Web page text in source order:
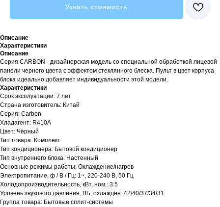
Узнать стоимость
Описание
Характеристики
Описание
Серия CARBON - дизайнерская модель со специальной обработкой лицевой
панели черного цвета с эффектом стеклянного блеска. Пульт в цвет корпуса
блока идеально добавляет индивидуальности этой модели.
Характеристики
Срок эксплуатации: 7 лет
Страна изготовитель: Китай
Серия: Carbon
Хладагент: R410A
Цвет: Чёрный
Тип товара: Комплект
Тип кондиционера: Бытовой кондиционер
Тип внутреннего блока: Настенный
Основные режимы работы: Охлаждение/нагрев
Электропитание, ф / В / Гц: 1~, 220-240 В, 50 Гц
Холодопроизводительность, кВт, ном.: 3.5
Уровень звукового давления, ВБ, охлажден: 42/40/37/34/31
Группа товара: Бытовые сплит-системы